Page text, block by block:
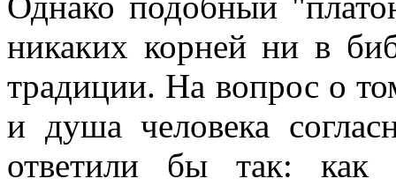
никаких корней ни в
традиции. На вопрос о
и душа человека
ответили бы так: